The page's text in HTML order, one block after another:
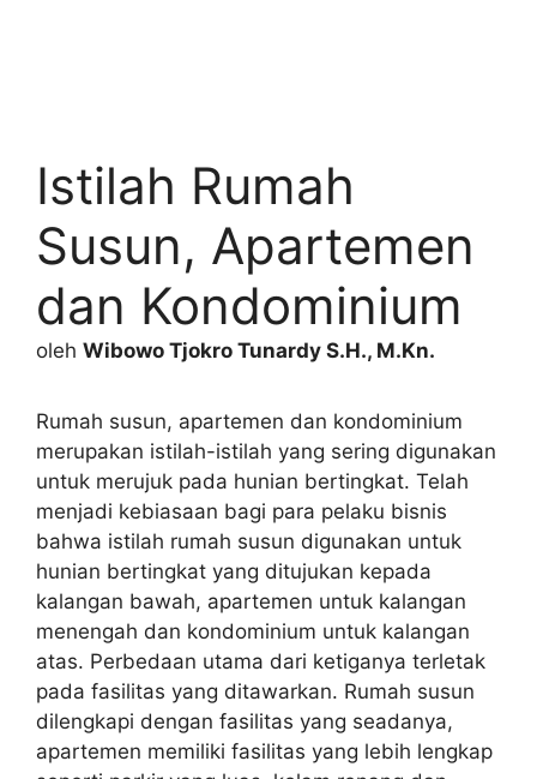
Istilah Rumah
Susun, Apartemen
dan Kondominium
oleh Wibowo Tjokro Tunardy S.H., M.Kn.
Rumah susun, apartemen dan kondominium
merupakan istilah-istilah yang sering digunakan
untuk merujuk pada hunian bertingkat. Telah
menjadi kebiasaan bagi para pelaku bisnis
bahwa istilah rumah susun digunakan untuk
hunian bertingkat yang ditujukan kepada
kalangan bawah, apartemen untuk kalangan
menengah dan kondominium untuk kalangan
atas. Perbedaan utama dari ketiganya terletak
pada fasilitas yang ditawarkan. Rumah susun
dilengkapi dengan fasilitas yang seadanya,
apartemen memiliki fasilitas yang lebih lengkap